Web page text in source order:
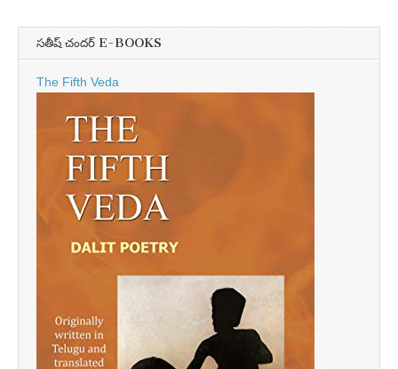
సతీష్ చందర్ E-BOOKS
The Fifth Veda